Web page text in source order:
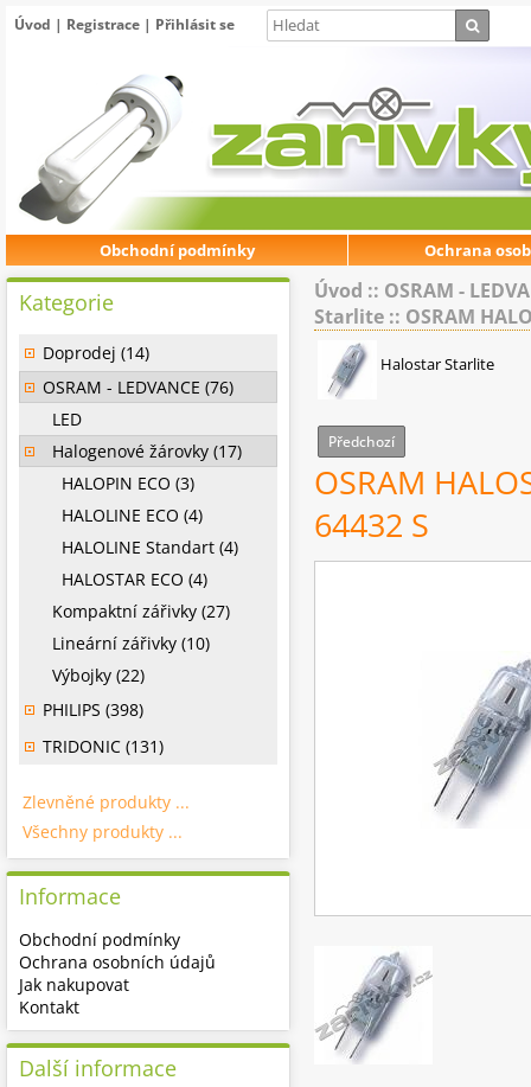
Úvod | Registrace | Přihlásit se
Obchodní podmínky Ochrana
Úvod :: OSRAM -
Starlite :: OSRAM
Halostar Starlite
Předchozí
OSRAM
64432 S
Kategorie
Doprodej (14)
OSRAM - LEDVANCE (76)
LED
Halogenové žárovky (17)
HALOPIN ECO (3)
HALOLINE ECO (4)
HALOLINE Standart (4)
HALOSTAR ECO (4)
Kompaktní zářivky (27)
Lineární zářivky (10)
Výbojky (22)
PHILIPS (398)
TRIDONIC (131)
Zlevněné produkty ...
Všechny produkty ...
Informace
Obchodní podmínky
Ochrana osobních údajů
Jak nakupovat
Kontakt
Další informace